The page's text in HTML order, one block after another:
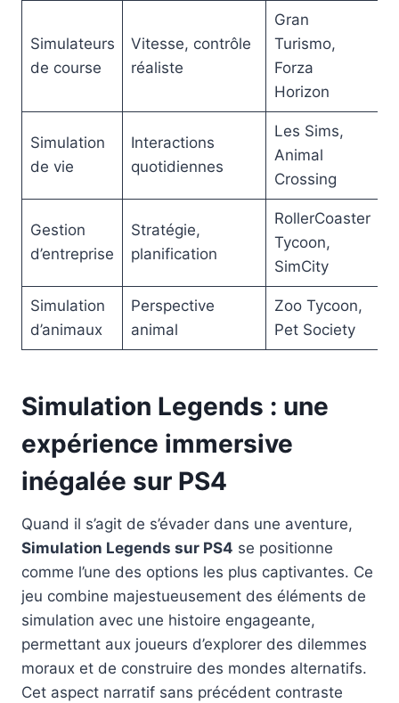
Simulateurs
de course
Vitesse, contrôle
réaliste
Gran
Turismo,
Forza
Horizon
Simulation
de vie
Interactions
quotidiennes
Les Sims,
Animal
Crossing
Gestion
d’entreprise
Stratégie,
planification
RollerCoaster
Tycoon,
SimCity
Simulation
d’animaux
Perspective
animal
Zoo Tycoon,
Pet Society
Simulation Legends : une
expérience immersive
inégalée sur PS4
Quand il s’agit de s’évader dans une aventure,
Simulation Legends sur PS4 se positionne
comme l’une des options les plus captivantes. Ce
jeu combine majestueusement des éléments de
simulation avec une histoire engageante,
permettant aux joueurs d’explorer des dilemmes
moraux et de construire des mondes alternatifs.
Cet aspect narratif sans précédent contraste